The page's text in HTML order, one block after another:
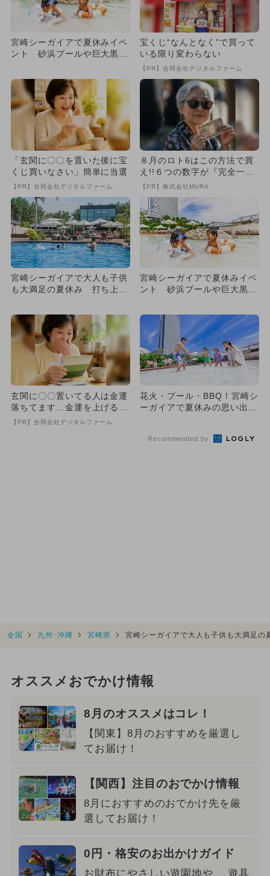
宮崎シーガイアで夏休みイベ
ント 砂浜プールや巨大黒
登場
宝くじ“なんとなく”で買って
いる限り変わらない
【PR】合同会社デジタルファーム
「玄関に〇〇を置いた後に宝
くじ買いなさい」簡単に当選
【PR】合同会社デジタルファーム
８月のロト6はこの方法で買
え!!６つの数字が『完全一
致』する方法
【PR】株式会社MURA
宮崎シーガイアで大人も子供
も大満足の夏休み 打ち上げ
Q...
宮崎シーガイアで夏休みイベ
ント 砂浜プールや巨大黒
登場
玄関に〇〇置いてる人は金運
落ちてます…金運を上げる方
法とは
【PR】合同会社デジタルファーム
花火・プール・BBQ！宮崎シ
ーガイアで夏休みの思い出作
Recommended by
全国 九州･沖縄 宮崎県 宮崎シーガイアで大人も子供も大満足
オススメおでかけ情報
8月のオススメはコレ！
【関東】8月のおすすめを厳選し
てお届け！
【関西】注目のおでかけ情報
8月におすすめのおでかけ先を厳
選してお届け！
0円・格安のお出かけガイド
お財布にやさしい遊園地や、 遊具